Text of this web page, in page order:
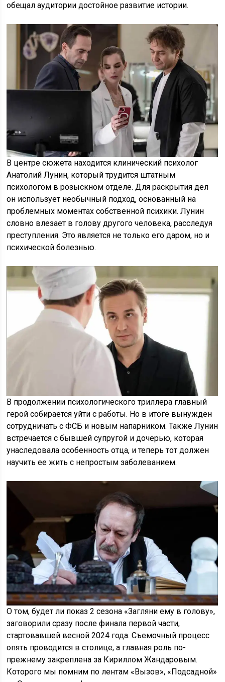
обещал аудитории достойное развитие истории.
В центре сюжета находится клинический психолог
Анатолий Лунин, который трудится штатным
психологом в розыскном отделе. Для раскрытия дел
он использует необычный подход, основанный на
проблемных моментах собственной психики. Лунин
словно влезает в голову другого человека, расследуя
преступления. Это является не только его даром, но и
психической болезнью.
В продолжении психологического триллера главный
герой собирается уйти с работы. Но в итоге вынужден
сотрудничать с ФСБ и новым напарником. Также Лунин
встречается с бывшей супругой и дочерью, которая
унаследовала особенность отца, и теперь тот должен
научить ее жить с непростым заболеванием.
О том, будет ли показ 2 сезона «Загляни ему в голову»,
заговорили сразу после финала первой части,
стартовавшей весной 2024 года. Съемочный процесс
опять проводится в столице, а главная роль по-
прежнему закреплена за Кириллом Жандаровым.
Которого мы помним по лентам «Вызов», «Подсадной»